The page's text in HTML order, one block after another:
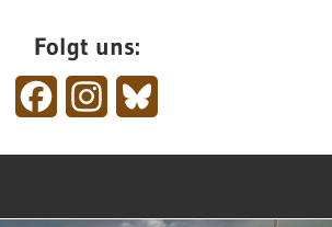
Folgt uns:
FacebookInstagram